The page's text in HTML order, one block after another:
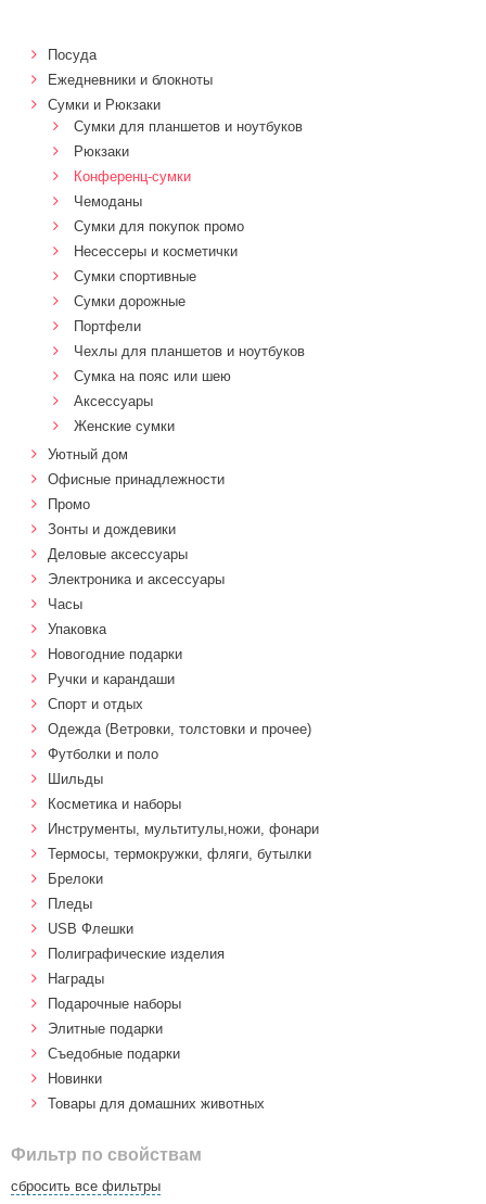
Посуда
Ежедневники и блокноты
Сумки и Рюкзаки
Сумки для планшетов и ноутбуков
Рюкзаки
Конференц-сумки
Чемоданы
Сумки для покупок промо
Несессеры и косметички
Сумки спортивные
Сумки дорожные
Портфели
Чехлы для планшетов и ноутбуков
Сумка на пояс или шею
Аксессуары
Женские сумки
Уютный дом
Офисные принадлежности
Промо
Зонты и дождевики
Деловые аксессуары
Электроника и аксессуары
Часы
Упаковка
Новогодние подарки
Ручки и карандаши
Спорт и отдых
Одежда (Ветровки, толстовки и прочее)
Футболки и поло
Шильды
Косметика и наборы
Инструменты, мультитулы,ножи, фонари
Термосы, термокружки, фляги, бутылки
Брелоки
Пледы
USB Флешки
Полиграфические изделия
Награды
Подарочные наборы
Элитные подарки
Cъедобные подарки
Новинки
Товары для домашних животных
Фильтр по свойствам
сбросить все фильтры